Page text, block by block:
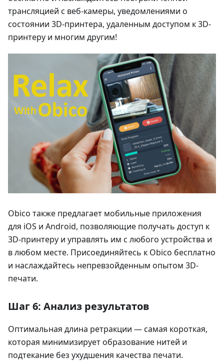
трансляцией с веб-камеры, уведомлениями о
состоянии 3D-принтера, удаленным доступом к 3D-
принтеру и многим другим!
Obico также предлагает мобильные приложения
для iOS и Android, позволяющие получать доступ к
3D-принтеру и управлять им с любого устройства и
в любом месте. Присоединяйтесь к Obico бесплатно
и наслаждайтесь непревзойденным опытом 3D-
печати.
Шаг 6: Анализ результатов
Оптимальная длина ретракции — самая короткая,
которая минимизирует образование нитей и
подтекание без ухудшения качества печати.